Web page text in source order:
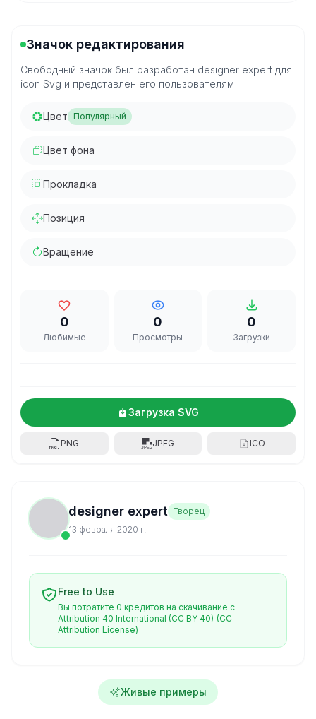
Значок редактирования
Свободный значок был разработан designer expert для
icon Svg и представлен его пользователям
Цвет Популярный
Цвет фона
Прокладка
Позиция
Вращение
0
Любимые
0
Просмотры
0
Загрузки
Загрузка SVG
PNG JPEG ICO
designer expert Творец
13 февраля 2020 г.
Free to Use
Вы потратите 0 кредитов на скачивание с
Attribution 40 International (CC BY 40) (CC
Attribution License)
Живые примеры